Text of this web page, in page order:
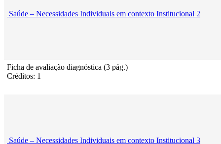
Saúde – Necessidades Individuais em contexto Institucional 2
Ficha de avaliação diagnóstica (3 pág.)
Créditos: 1
Saúde – Necessidades Individuais em contexto Institucional 3